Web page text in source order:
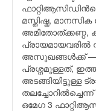
മസ്തിഷ്ക,
അമിതോത്ക്കണ്ഠ,
അസുഖങ്ങള്‍ക്ക് —
പ്രശ്നമുള്ളത്,
അടങ്ങിയിട്ടുള്ള
ഒമേഗ 3